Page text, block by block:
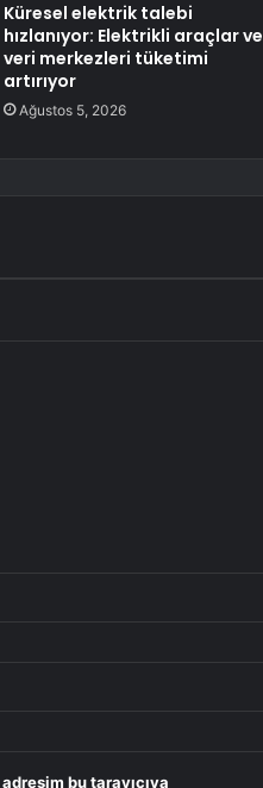
Küresel elektrik talebi
hızlanıyor: Elektrikli araçlar ve
veri merkezleri tüketimi
artırıyor
Ağustos 5, 2026
bu tarayıcıya